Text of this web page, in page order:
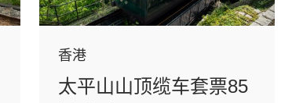
香港
太平山山顶缆车套票85